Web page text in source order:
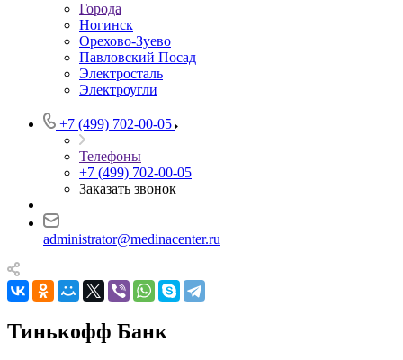
Города
Ногинск
Орехово-Зуево
Павловский Посад
Электросталь
Электроугли
+7 (499) 702-00-05
Телефоны
+7 (499) 702-00-05
Заказать звонок
administrator@medinacenter.ru
Тинькофф Банк